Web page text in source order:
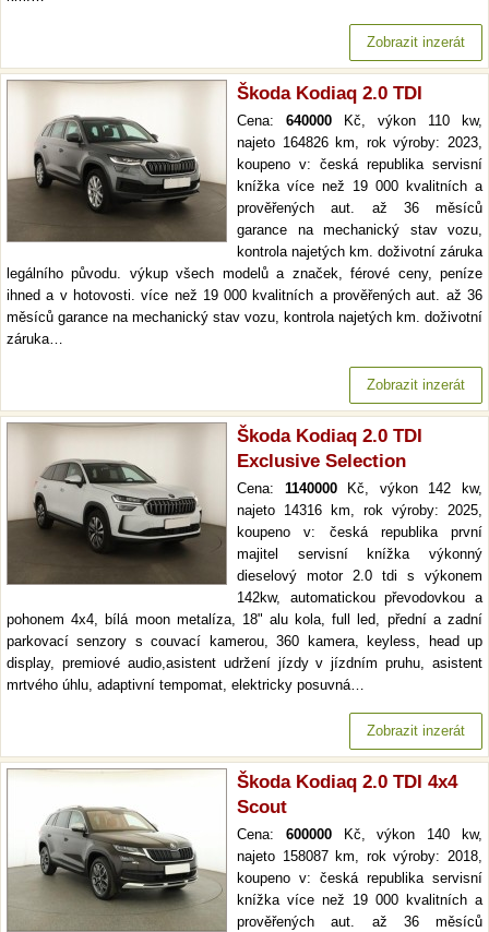
Zobrazit inzerát
Škoda Kodiaq 2.0 TDI
Cena: 640000 Kč, výkon 110 kw,
najeto 164826 km, rok výroby: 2023,
koupeno v: česká republika servisní
knížka více než 19 000 kvalitních a
prověřených aut. až 36 měsíců
garance na mechanický stav vozu,
kontrola najetých km. doživotní záruka
legálního původu. výkup všech modelů a značek, férové ceny, peníze
ihned a v hotovosti. více než 19 000 kvalitních a prověřených aut. až 36
měsíců garance na mechanický stav vozu, kontrola najetých km. doživotní
záruka…
Zobrazit inzerát
Škoda Kodiaq 2.0 TDI
Exclusive Selection
Cena: 1140000Kč, výkon 142 kw,
najeto 14316 km, rok výroby: 2025,
koupeno v: česká republika první
majitel servisní knížka výkonný
dieselový motor 2.0 tdi s výkonem
142kw, automatickou převodovkou a
pohonem 4x4, bílá moon metalíza, 18" alu kola, full led, přední a zadní
parkovací senzory s couvací kamerou, 360 kamera, keyless, head up
display, premiové audio,asistent udržení jízdy v jízdním pruhu, asistent
mrtvého úhlu, adaptivní tempomat, elektricky posuvná…
Zobrazit inzerát
Škoda Kodiaq 2.0 TDI 4x4
Scout
Cena: 600000Kč, výkon 140 kw,
najeto 158087 km, rok výroby: 2018,
koupeno v: česká republika servisní
knížka více než 19 000 kvalitních a
prověřených aut. až 36 měsíců